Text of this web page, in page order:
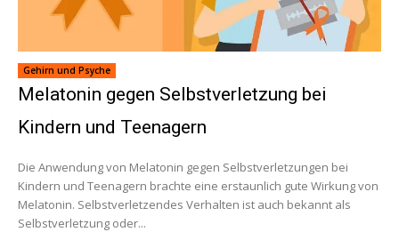
Gehirn und Psyche
Melatonin gegen Selbstverletzung bei
Kindern und Teenagern
Die Anwendung von Melatonin gegen Selbstverletzungen bei
Kindern und Teenagern brachte eine erstaunlich gute Wirkung von
Melatonin. Selbstverletzendes Verhalten ist auch bekannt als
Selbstverletzung oder...